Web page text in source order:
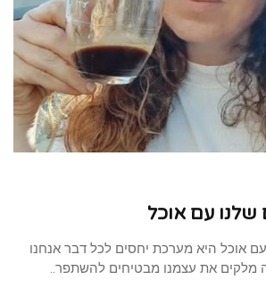
עם אוכל
אוכל היא מערכת יחסים לכל דבר אנחנו
מלקים את עצמנו מבטיחים להשתפר..